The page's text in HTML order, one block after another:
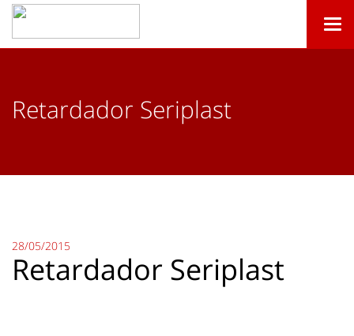
Retardador Seriplast
28/05/2015
Retardador Seriplast